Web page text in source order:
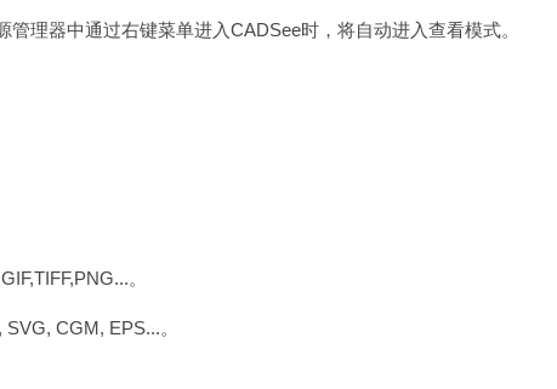
理器中通过右键菜单进入CADSee时，将自动进入查看模式。
。
CGM, EPS...。